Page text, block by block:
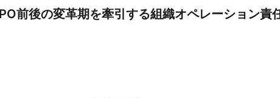
前後の変革期を牽引する組織オペレーション